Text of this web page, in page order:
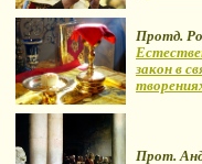
Протд.
закон в
Прот.